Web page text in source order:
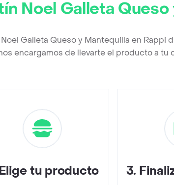
Noel Galleta
Galleta Queso y Mantequilla en Rappi
encargamos de llevarte el producto a tu
tu producto 3.